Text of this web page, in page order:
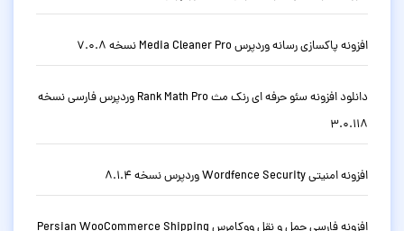
افزونه پاکسازی رسانه وردپرس Media Cleaner Pro نسخه 7.0.8
دانلود افزونه سئو حرفه ای رنک مث Rank Math Pro وردپرس فارسی نسخه
3.0.118
افزونه امنیتی Wordfence Security وردپرس نسخه 8.1.4
افزونه فارسی حمل و نقل ووکامرس Persian WooCommerce Shipping